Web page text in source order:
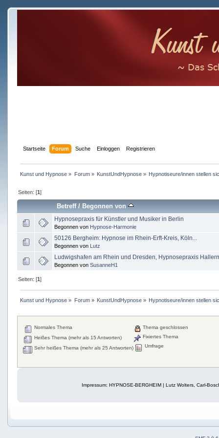
Startseite Forum Suche Einloggen Registrieren
Kunst und Hypnose » Forum» KunstUndHypnose» Hypnotiseure/innen stellen
Seiten: [1]
Betreff/ Begonnen von
Hypnosepraxis für Künstler und Musiker in Berlin
Begonnen von Hypnose-Harmonie
50126 Bergheim: Hypnose im Rhein-Erft-Kreis, Köln...
Begonnen von Lutz
Ludwigshafen am Rhein und Dresden, Hypnosepraxis
Begonnen von SusanneH1
Seiten: [1]
Kunst und Hypnose » Forum» KunstUndHypnose» Hypnotiseure/innen stellen
Normales Thema
Heißes Thema (mehr als 15 Antworten)
Sehr heißes Thema (mehr als 25 Antworten)
Thema geschlossen
Fixiertes Thema
Umfrage
Impressum: HYPNOSE-BERGHEIM | Lutz Wolters, Carl-